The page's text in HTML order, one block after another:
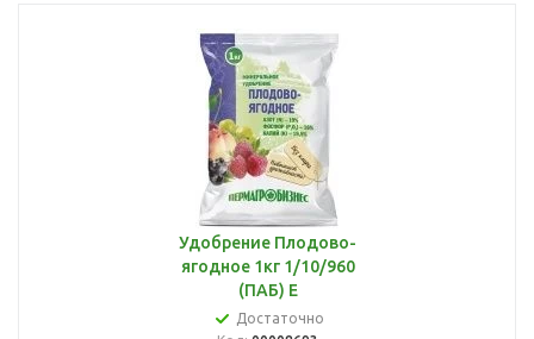
Удобрение Плодово-
ягодное 1кг 1/10/960
(ПАБ) Е
Достаточно